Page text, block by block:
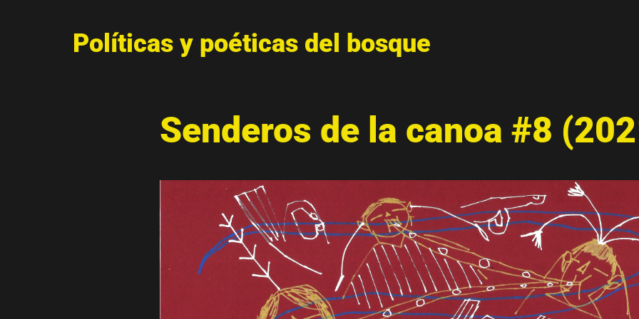
Políticas y poéticas del bosque
Senderos de la canoa #8